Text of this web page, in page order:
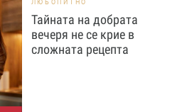
Тайната на добрата
вечеря не се крие в
сложната рецепта